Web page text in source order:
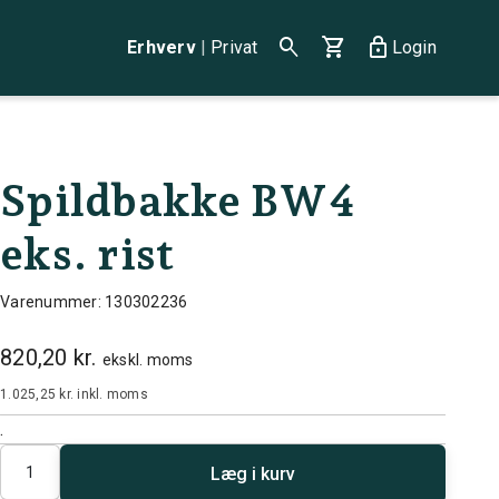
Erhverv | Privat search shopping_cart lock Login
Spildbakke BW4
eks. rist
Varenummer: 130302236
820,20 kr. ekskl. moms
1.025,25 kr.inkl. moms
.
Antal
Læg i kurv